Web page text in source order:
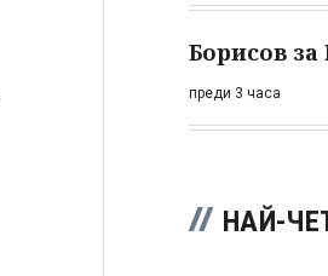
Борисов
преди 3 часа
НАЙ-